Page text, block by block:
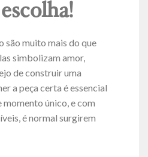
são muito mais do que
simbolizam amor,
de construir uma
a peça certa é essencial
momento único, e com
é normal surgirem